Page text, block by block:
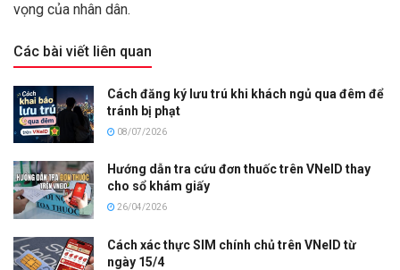
vọng của nhân dân.
Các bài viết liên quan
Cách đăng ký lưu trú khi khách ngủ qua đêm để
tránh bị phạt
08/07/2026
Hướng dẫn tra cứu đơn thuốc trên VNeID thay
cho sổ khám giấy
26/04/2026
Cách xác thực SIM chính chủ trên VNeID từ
ngày 15/4